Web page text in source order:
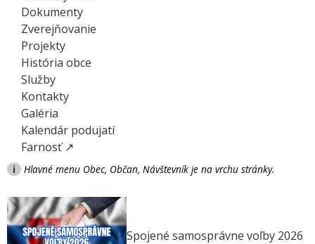
Dokumenty
Zverejňovanie
Projekty
História obce
Služby
Kontakty
Galéria
Kalendár podujatí
Farnosť ↗
i Hlavné menu Obec, Občan, Návštevník je na vrchu stránky.
Spojené samosprávne voľby 2026